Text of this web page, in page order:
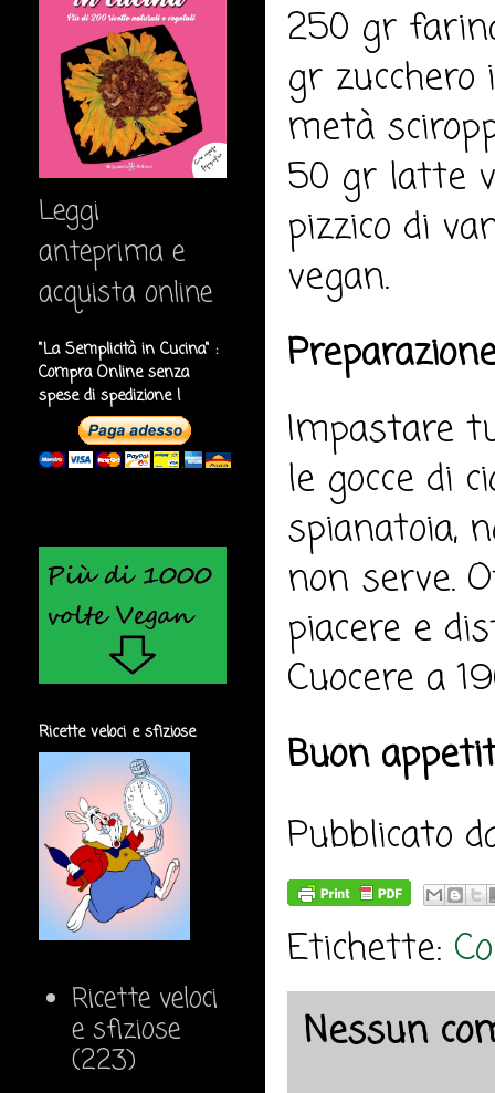
250 gr
gr zucchero
metà
50 gr latte
pizzico di
vegan.
Impastare
le gocce di
spianatoia,
non serve.
piacere e
Cuocere a
Buon
Pubblicato
Etichette:
Nessun
Leggi
anteprima e
acquista online
"La Semplicità in Cucina" :
Compra Online senza
spese di spedizione !
Ricette veloci e sfiziose
Ricette veloci
e sfiziose
(223)